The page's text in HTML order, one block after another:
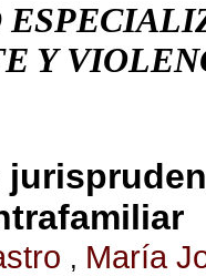
Y
, María